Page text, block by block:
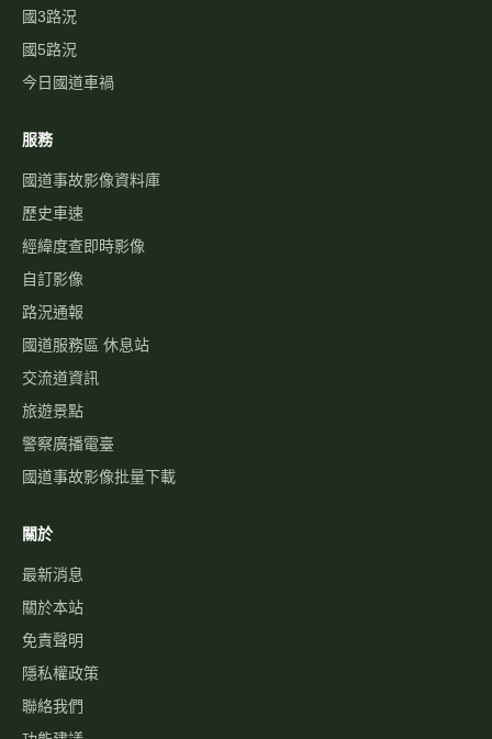
國3路況
國5路況
今日國道車禍
服務
國道事故影像資料庫
歷史車速
經緯度查即時影像
自訂影像
路況通報
國道服務區 休息站
交流道資訊
旅遊景點
警察廣播電臺
國道事故影像批量下載
關於
最新消息
關於本站
免責聲明
隱私權政策
聯絡我們